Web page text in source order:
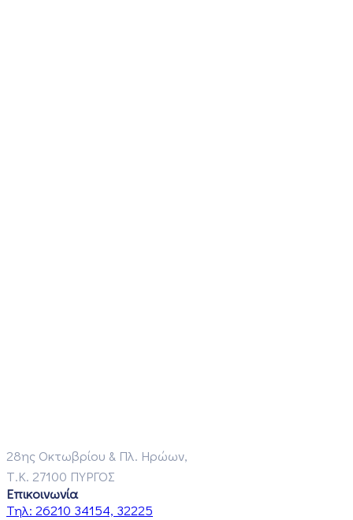
28ης Οκτωβρίου & Πλ. Ηρώων,
Τ.Κ. 27100 ΠΥΡΓΟΣ
Επικοινωνία
Τηλ: 26210 34154, 32225